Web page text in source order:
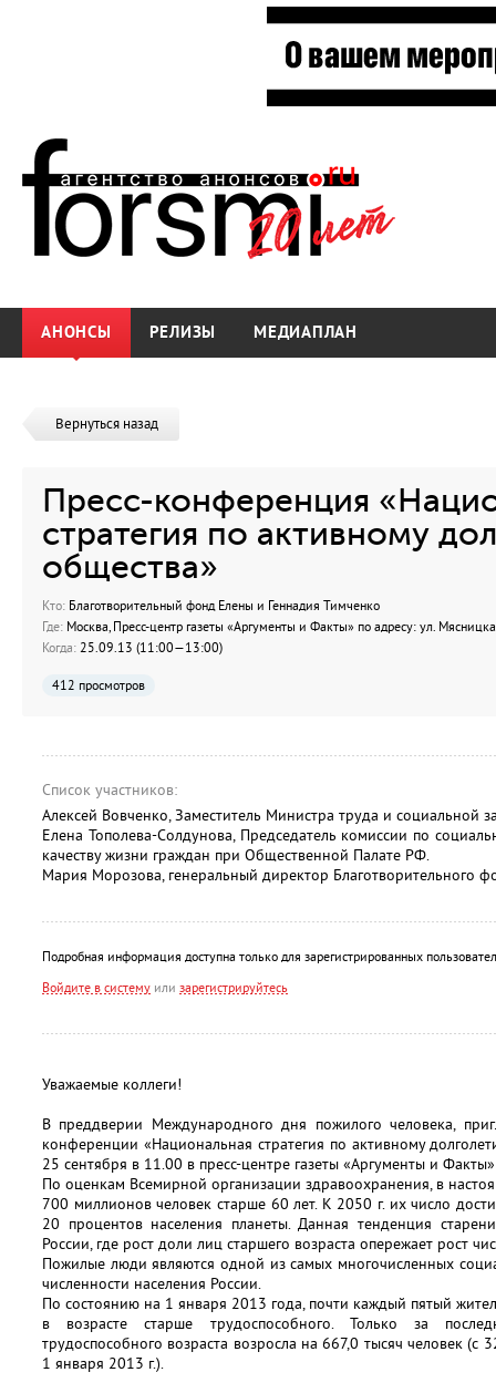
АНОНСЫ РЕЛИЗЫ МЕДИАПЛАН
Вернуться назад
Пресс-конференция
стратегия по активному
общества»
Кто: Благотворительный фонд Елены и Геннадия Тимченко
Где: Москва, Пресс-центр газеты «Аргументы и Факты» по адресу: ул.
Когда: 25.09.13 (11:00—13:00)
412 просмотров
Список участников:
Алексей Вовченко, Заместитель Министра труда и социальной
Елена Тополева-Солдунова, Председатель комиссии по
качеству жизни граждан при Общественной Палате РФ.
Мария Морозова, генеральный директор Благотворительного
Подробная информация доступна только для зарегистрированных
Войдите в систему или зарегистрируйтесь
Уважаемые коллеги!
В преддверии Международного дня пожилого человека,
конференции «Национальная стратегия по активному
25 сентября в 11.00 в пресс-центре газеты «Аргументы и
По оценкам Всемирной организации здравоохранения, в
700 миллионов человек старше 60 лет. К 2050 г. их число
20 процентов населения планеты. Данная тенденция
России, где рост доли лиц старшего возраста опережает рост
Пожилые люди являются одной из самых многочисленных
численности населения России.
По состоянию на 1 января 2013 года, почти каждый пятый
в возрасте старше трудоспособного. Только за
трудоспособного возраста возросла на 667,0 тысяч человек
1 января 2013 г.).